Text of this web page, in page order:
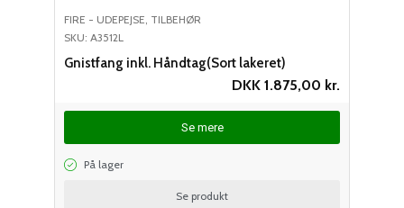
FIRE - UDEPEJSE TILBEHØR
SKU: A3512L
Gnistfang inkl. Håndtag(Sort lakeret)
DKK1.875,00 kr.
Se mere
På lager
Se produkt